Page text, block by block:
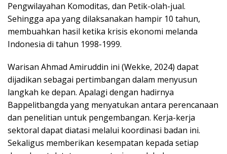
Pengwilayahan Komoditas, dan Petik-olah-jual.
Sehingga apa yang dilaksanakan hampir 10 tahun,
membuahkan hasil ketika krisis ekonomi melanda
Indonesia di tahun 1998-1999.
Warisan Ahmad Amiruddin ini (Wekke, 2024) dapat
dijadikan sebagai pertimbangan dalam menyusun
langkah ke depan. Apalagi dengan hadirnya
Bappelitbangda yang menyatukan antara perencanaan
dan penelitian untuk pengembangan. Kerja-kerja
sektoral dapat diatasi melalui koordinasi badan ini.
Sekaligus memberikan kesempatan kepada setiap